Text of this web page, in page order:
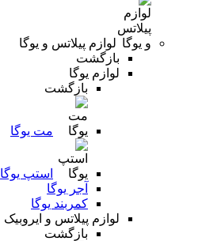
لوازم پیلاتس و یوگا
بازگشت
لوازم یوگا
بازگشت
مت یوگا
استپ یوگا
آجر یوگا
کمربند یوگا
لوازم پیلاتس و ایروبیک
بازگشت